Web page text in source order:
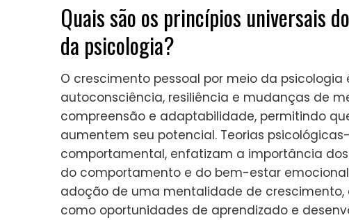
Quais são os princípios universais
da psicologia?
O crescimento pessoal por meio da
autoconsciência, resiliência e mudanças de
compreensão e adaptabilidade, permitindo
aumentem seu potencial. Teorias
comportamental, enfatizam a importância
do comportamento e do bem-estar
adoção de uma mentalidade de
como oportunidades de aprendizado e